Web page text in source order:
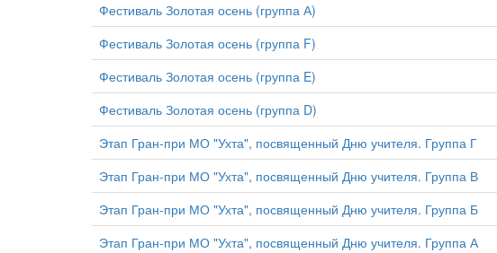
Фестиваль Золотая осень (группа А)
Фестиваль Золотая осень (группа F)
Фестиваль Золотая осень (группа E)
Фестиваль Золотая осень (группа D)
Этап Гран-при МО "Ухта", посвященный Дню учителя. Группа Г
Этап Гран-при МО "Ухта", посвященный Дню учителя. Группа В
Этап Гран-при МО "Ухта", посвященный Дню учителя. Группа Б
Этап Гран-при МО "Ухта", посвященный Дню учителя. Группа А